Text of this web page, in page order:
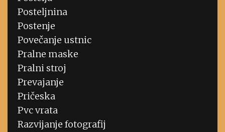
Posteljnina
Postenje
Povečanje ustnic
Pralne maske
Pralni stroj
Prevajanje
Pričeska
Pvc vrata
Razvijanje fotografij